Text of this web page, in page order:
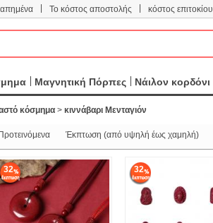
Το κόστος αποστολής κόστος επιτοκίου
Μαγνητική Πόρπες Νάιλον κορδόνι
κόσμημα> κιννάβαρι Μενταγιόν
Προτεινόμενα Έκπτωση (από υψηλή έως χαμηλή)
32 32